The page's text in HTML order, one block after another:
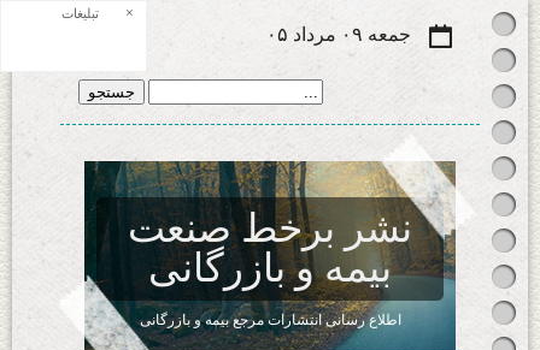
جمعه ۰۹ مرداد ۰۵
نشر برخط صنعت
بیمه و بازرگانی
اطلاع رسانی انتشارات مرجع بیمه و بازرگانی
تبلیغات ×